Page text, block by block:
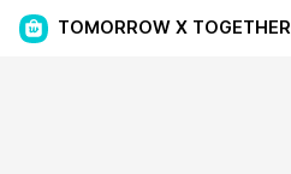
TOMORROW X TOGETHER